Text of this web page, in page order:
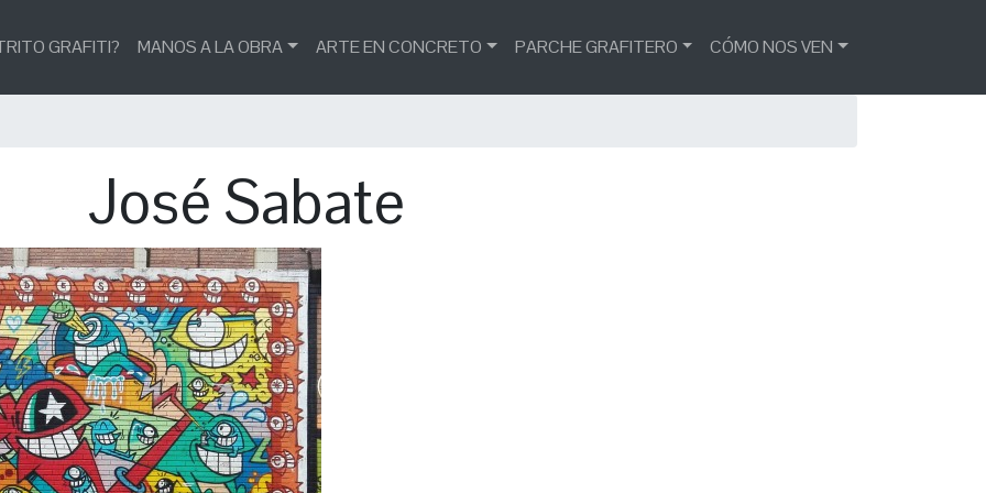
GRAFITI? MANOS A LA OBRA ARTE EN CONCRETO PARCHE GRAFITERO CÓMO NOS VEN
José Sabate